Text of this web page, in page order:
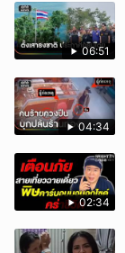
06:51
04:34
02:34